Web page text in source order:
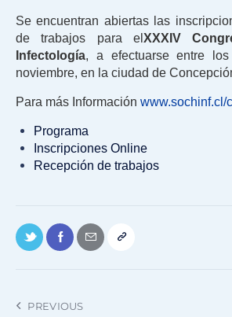
Se encuentran abiertas las
de trabajos para el XXXIV
Infectología, a efectuarse entre
noviembre, en la ciudad de
Para más Información www.sochinf.cl/
Programa
Inscripciones Online
Recepción de trabajos
PREVIOUS